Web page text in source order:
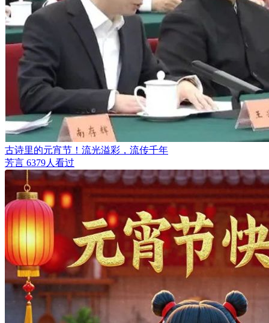
古诗里的元宵节！流光溢彩，流传千年
芳言 6379人看过